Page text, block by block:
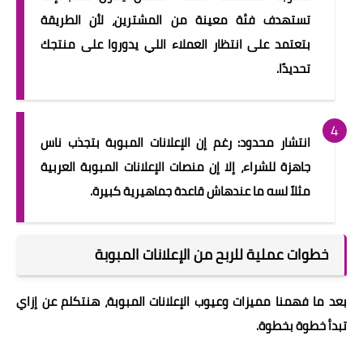
تستهدف فئة معينة من المشترين، لأن الطريقة
بتعتمد على انتظار العملاء اللي يدوروا على منتجك
تحديدًا.
انتشار محدود: رغم إن الإعلانات المبوبة بتجذب ناس
جاهزة للشراء، إلا إن منصات الإعلانات المبوبة العربية
مثلاً لسه ما عندهاش قاعدة جماهيرية كبيرة.
خطوات عملية للربح من الإعلانات المبوبة
بعد ما فهمنا مميزات وعيوب الإعلانات المبوبة، هنتكلم عن إزاي
تبدأ خطوة بخطوة.